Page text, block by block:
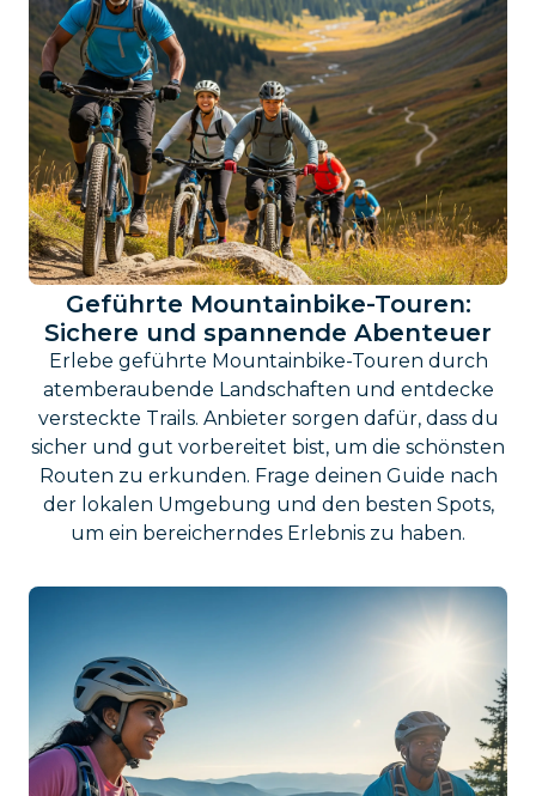
Geführte Mountainbike-Touren:
Sichere und spannende Abenteuer
Erlebe geführte Mountainbike-Touren durch
atemberaubende Landschaften und entdecke
versteckte Trails. Anbieter sorgen dafür, dass du
sicher und gut vorbereitet bist, um die schönsten
Routen zu erkunden. Frage deinen Guide nach
der lokalen Umgebung und den besten Spots,
um ein bereicherndes Erlebnis zu haben.